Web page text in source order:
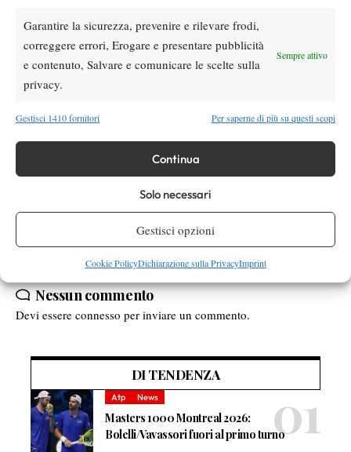
Garantire la sicurezza, prevenire e rilevare frodi,
correggere errori, Erogare e presentare pubblicità
e contenuto, Salvare e comunicare le scelte sulla
privacy.
Sempre attivo
Gestisci 1410 fornitori Per saperne di più su questi scopi
Continua
Solo necessari
Gestisci opzioni
Cookie PolicyDichiarazione sulla PrivacyImprint
Credo non sia riuscito a spingere al massimo proprio nel
momento in cui c’era bisogno di dare l’accelerata violenta, lo
strappo come fa lo scalatore sulla salita più dura. Proprio lo
scatto che a volte ti regala l’impresa immortale.
Andreas Seppi Masters 1000 Shanghai
Roger Federer Shanghai
Nessun commento
Devi essere connesso per inviare un commento.
DI TENDENZA
Atp News
Masters 1000 Montreal 2026:
Bolelli/Vavassori fuori al primo turno